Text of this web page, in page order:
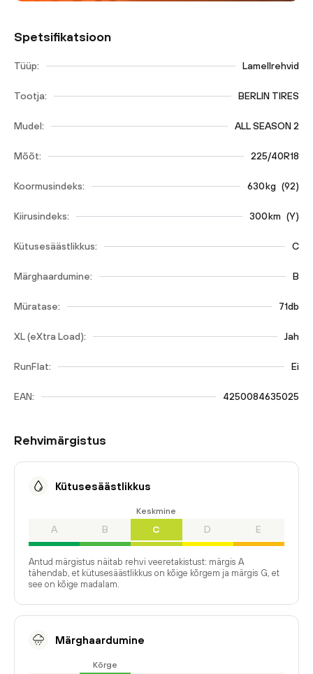
Spetsifikatsioon
Tüüp: Lamellrehvid
Tootja: BERLIN TIRES
Mudel: ALL SEASON 2
Mõõt: 225/40R18
Koormusindeks: 630kg (92)
Kiirusindeks: 300km (Y)
Kütusesäästlikkus: C
Märghaardumine: B
Müratase: 71db
XL (eXtra Load): Jah
RunFlat: Ei
EAN: 4250084635025
Rehvimärgistus
Kütusesäästlikkus
A B
Keskmine
C D E
Antud märgistus näitab rehvi veeretakistust: märgis A
tähendab, et kütusesäästlikkus on kõige kõrgem ja märgis G, et
see on kõige madalam.
Märghaardumine
Kõrge